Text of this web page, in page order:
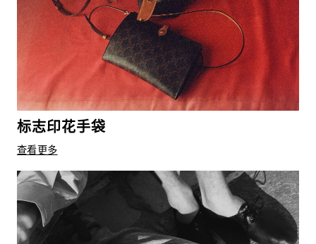
标志印花手袋
查看更多